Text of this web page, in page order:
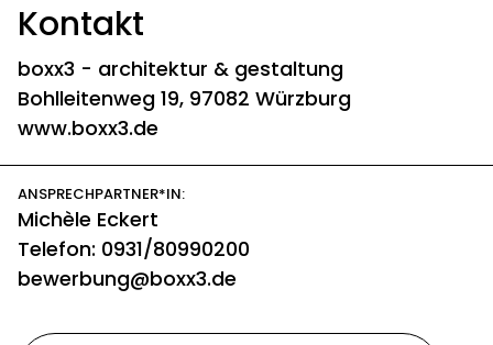
Kontakt
boxx3 - architektur & gestaltung
Bohlleitenweg 19, 97082 Würzburg
www.boxx3.de
ANSPRECHPARTNER*IN:
Michèle Eckert
Telefon: 0931/80990200
bewerbung@boxx3.de